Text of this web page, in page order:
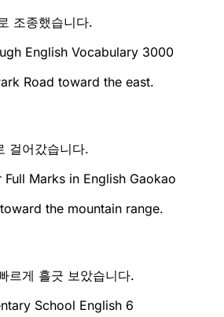
조종했습니다.
English Vocabulary 3000
Road toward the east.
걸어갔습니다.
Marks in English Gaokao
the mountain range.
르게 흘긋 보았습니다.
School English 6